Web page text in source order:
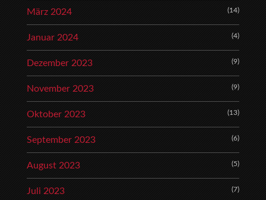
März 2024 (14)
Januar 2024 (4)
Dezember 2023 (9)
November 2023 (9)
Oktober 2023 (13)
September 2023 (6)
August 2023 (5)
Juli 2023 (7)